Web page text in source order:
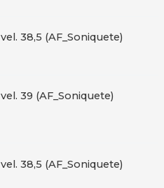
38,5 (AF_Soniquete)
39 (AF_Soniquete)
38,5 (AF_Soniquete)